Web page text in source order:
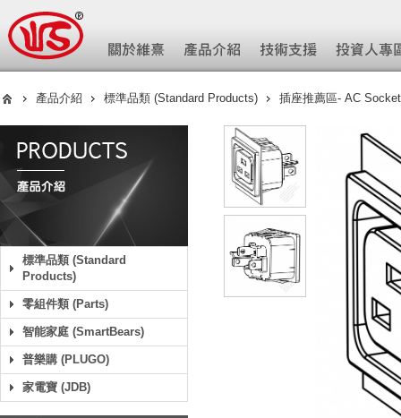
產品介紹 標準品類 (Standard Products) 插座推薦區- AC Socket
標準品類 (Standard
Products)
零組件類 (Parts)
智能家庭 (SmartBears)
普樂購 (PLUGO)
家電寶 (JDB)